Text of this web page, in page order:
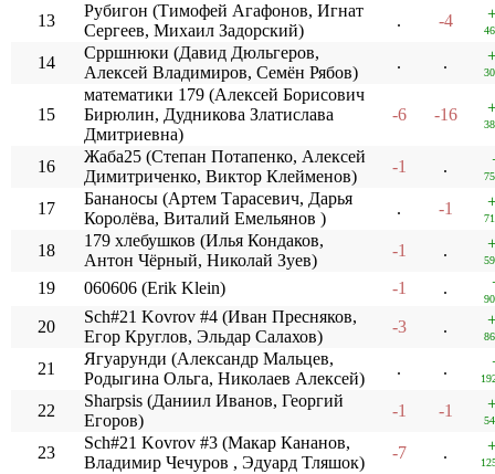
13
Рубигон (Тимофей Агафонов, Игнат
Сергеев, Михаил Задорский)
. -4
14
Cppшнюки (Давид Дюльгеров,
Алексей Владимиров, Семён Рябов)
. .
15
математики 179 (Алексей Борисович
Бирюлин, Дудникова Златислава
Дмитриевна)
-6 -16
16
Жаба25 (Степан Потапенко, Алексей
Димитриченко, Виктор Клейменов)
-1 .
17
Бананосы (Артем Тарасевич, Дарья
Королёва, Виталий Емельянов )
. -1
18
179 хлебушков (Илья Кондаков,
Антон Чёрный, Николай Зуев)
-1 .
19 060606 (Erik Klein) -1 .
20
Sch#21 Kovrov #4 (Иван Пресняков,
Егор Круглов, Эльдар Салахов)
-3 .
21
Ягуарунди (Александр Мальцев,
Родыгина Ольга, Николаев Алексей)
. .
22
Sharpsis (Даниил Иванов, Георгий
Егоров)
-1 -1
23
Sch#21 Kovrov #3 (Макар Кананов,
Владимир Чечуров , Эдуард Тляшок)
-7 .